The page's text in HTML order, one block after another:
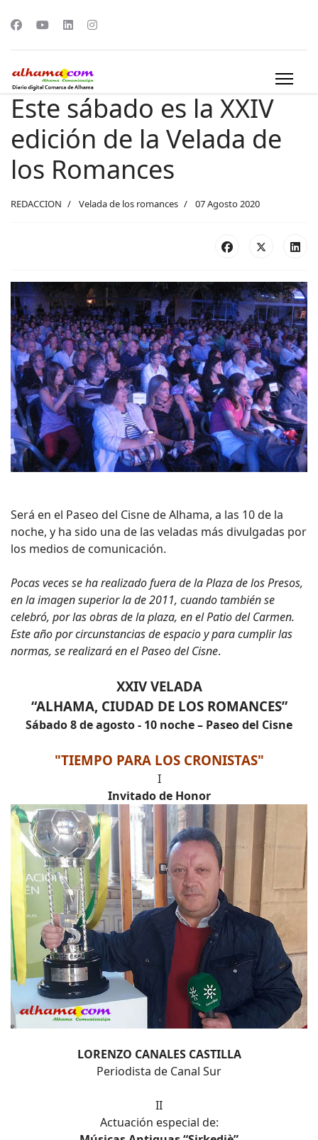
Este sábado es la XXIV
edición de la Velada de
los Romances
REDACCION Velada de los romances 07 Agosto 2020
Será en el Paseo del Cisne de Alhama, a las 10 de la
noche, y ha sido una de las veladas más divulgadas por
los medios de comunicación.
Pocas veces se ha realizado fuera de la Plaza de los Presos,
en la imagen superior la de 2011, cuando también se
celebró, por las obras de la plaza, en el Patio del Carmen.
Este año por circunstancias de espacio y para cumplir las
normas, se realizará en el Paseo del Cisne.
XXIV VELADA
“ALHAMA, CIUDAD DE LOS ROMANCES”
Sábado 8 de agosto - 10 noche – Paseo del Cisne
"TIEMPO PARA LOS CRONISTAS"
I
Invitado de Honor
LORENZO CANALES CASTILLA
Periodista de Canal Sur
II
Actuación especial de: